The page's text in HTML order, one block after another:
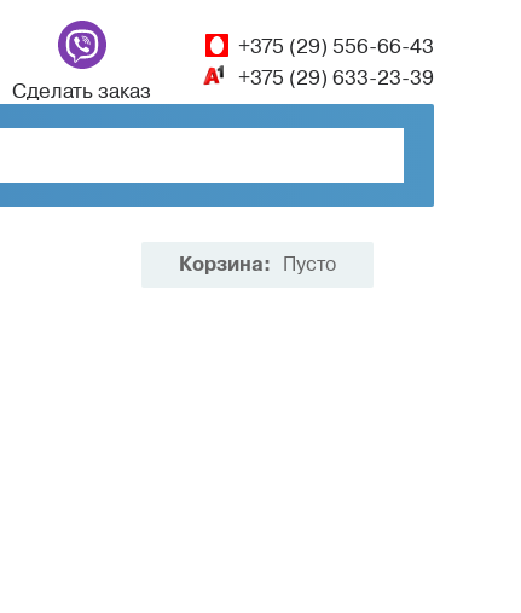
Сделать заказ
+375 (29) 556-66-43
+375 (29) 633-23-39
Корзина: Пусто